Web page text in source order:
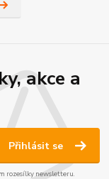
akce a
Přihlásit se
rozesílky newsletteru.